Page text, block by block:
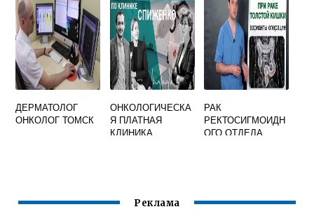
ДЕРМАТОЛОГ
ОНКОЛОГ ТОМСК
ОНКОЛОГИЧЕСКА
Я ПЛАТНАЯ
КЛИНИКА
РАК
РЕКТОСИГМОИДН
ОГО ОТДЕЛА
Реклама